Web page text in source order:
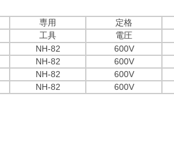
専用 定格
工具 電圧
NH-82 600V
NH-82 600V
NH-82 600V
NH-82 600V